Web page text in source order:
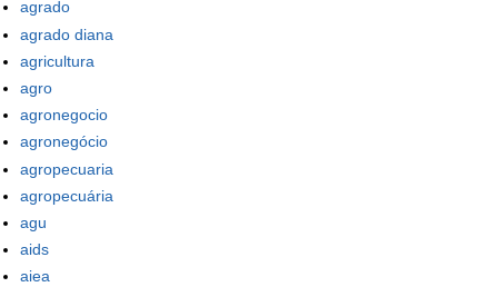
agrado
agrado diana
agricultura
agro
agronegocio
agronegócio
agropecuaria
agropecuária
agu
aids
aiea